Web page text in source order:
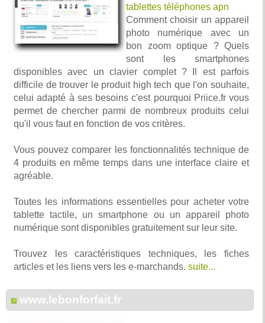
tablettes téléphones apn
Comment choisir un appareil
photo numérique avec un
bon zoom optique ? Quels
sont les smartphones
disponibles avec un clavier complet ? Il est parfois
difficile de trouver le produit high tech que l'on souhaite,
celui adapté à ses besoins c'est pourquoi Priice.fr vous
permet de chercher parmi de nombreux produits celui
qu'il vous faut en fonction de vos critères.
Vous pouvez comparer les fonctionnalités technique de
4 produits en même temps dans une interface claire et
agréable.
Toutes les informations essentielles pour acheter votre
tablette tactile, un smartphone ou un appareil photo
numérique sont disponibles gratuitement sur leur site.
Trouvez les caractéristiques techniques, les fiches
articles et les liens vers les e-marchands. suite...
www.lebonforfait.fr